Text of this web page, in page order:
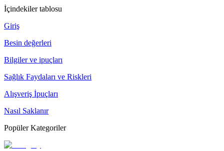
İçindekiler tablosu
Giriş
Besin değerleri
Bilgiler ve ipuçları
Sağlık Faydaları ve Riskleri
Alışveriş İpuçları
Nasıl Saklanır
Popüler Kategoriler